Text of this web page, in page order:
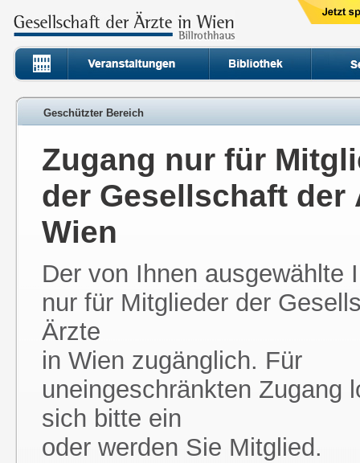
Geschützter Bereich
Zugang nur für
der Gesellschaft der
Wien
Der von Ihnen ausgewählte
nur für Mitglieder der
Ärzte
in Wien zugänglich. Für
uneingeschränkten Zugang
sich bitte ein
oder werden Sie Mitglied.